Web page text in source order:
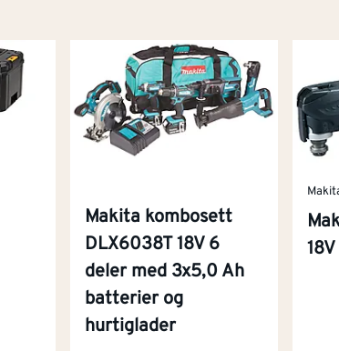
Makita kombosett
DLX6038T 18V 6
deler med 3x5,0 Ah
batterier og
hurtiglader